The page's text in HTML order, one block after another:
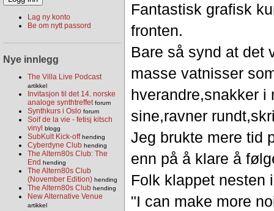
Lag ny konto
Be om nytt passord
Nye innlegg
The Villa Live Podcast
artikkel
Invitasjon til det 14. norske
analoge synthtreffet forum
Synthkurs i Oslo forum
Soif de la vie - fetisj kitsch
vinyl
blogg
SubKult Kick-off hending
Cyberdyne Club hending
The Altern80s Club: The
End hending
The Altern80s Club
(November Edition) hending
The Altern80s Club hending
New Alternative Venue
artikkel
Fantastisk grafisk
fronten.
Bare så synd at det
masse vatnisser
hverandre,snakker i
sine,ravner
Jeg brukte mere tid
enn på å klare å
Folk klappet nesten
"I can make more